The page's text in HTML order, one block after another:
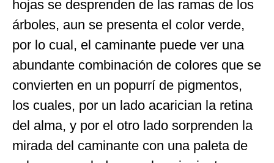
hojas se desprenden de las ramas de los
árboles, aun se presenta el color verde,
por lo cual, el caminante puede ver una
abundante combinación de colores que se
convierten en un popurrí de pigmentos,
los cuales, por un lado acarician la retina
del alma, y por el otro lado sorprenden la
mirada del caminante con una paleta de